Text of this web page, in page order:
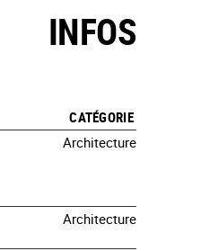
INFOS
CATÉGORIE
Architecture
Architecture